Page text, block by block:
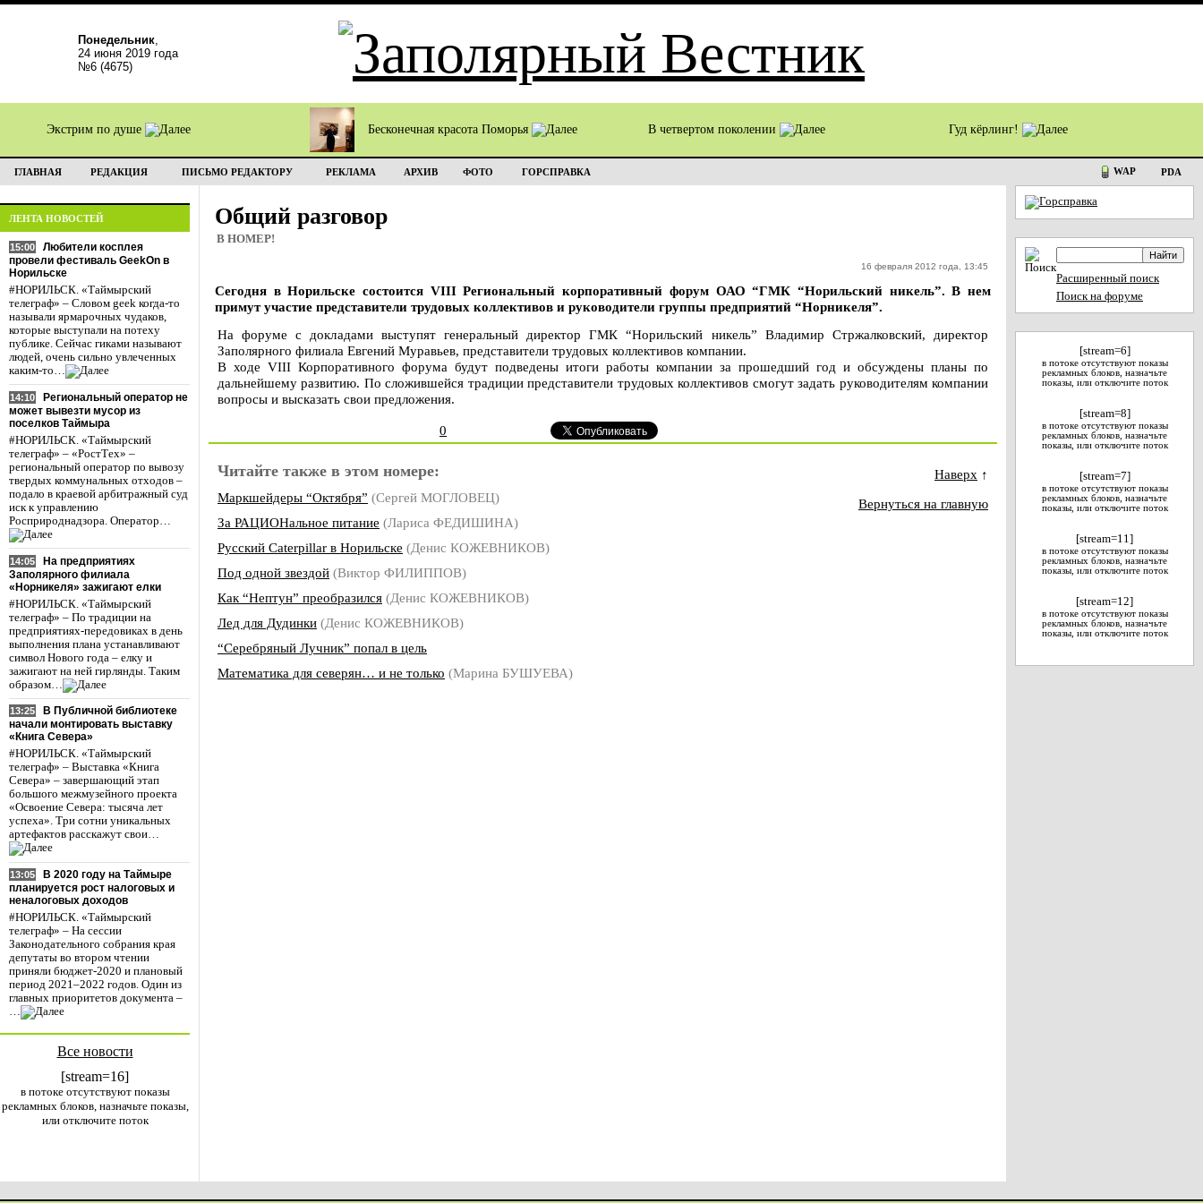
Понедельник,
24 июня 2019 года
№6 (4675)
Экстрим по душе Бесконечная красота Поморья В четвертом поколении Гуд кёрлинг!
ГЛАВНАЯ РЕДАКЦИЯ ПИСЬМО РЕДАКТОРУ РЕКЛАМА АРХИВ ФОТО ГОРСПРАВКА WAP PDA
ЛЕНТА НОВОСТЕЙ
15:00
Любители косплея
провели фестиваль GeekOn в
Норильске
#НОРИЛЬСК. «Таймырский
телеграф» – Словом geek когда-то
называли ярмарочных чудаков,
которые выступали на потеху
публике. Сейчас гиками называют
людей, очень сильно увлеченных
каким-то…
14:10
Региональный оператор не
может вывезти мусор из
поселков Таймыра
#НОРИЛЬСК. «Таймырский
телеграф» – «РостТех» –
региональный оператор по вывозу
твердых коммунальных отходов –
подало в краевой арбитражный суд
иск к управлению
Росприроднадзора. Оператор…
14:05
На предприятиях
Заполярного филиала
«Норникеля» зажигают елки
#НОРИЛЬСК. «Таймырский
телеграф» – По традиции на
предприятиях-передовиках в день
выполнения плана устанавливают
символ Нового года – елку и
зажигают на ней гирлянды. Таким
образом…
13:25
В Публичной библиотеке
начали монтировать выставку
«Книга Севера»
#НОРИЛЬСК. «Таймырский
телеграф» – Выставка «Книга
Севера» – завершающий этап
большого межмузейного проекта
«Освоение Севера: тысяча лет
успеха». Три сотни уникальных
артефактов расскажут свои…
13:05
В 2020 году на Таймыре
планируется рост налоговых и
неналоговых доходов
#НОРИЛЬСК. «Таймырский
телеграф» – На сессии
Законодательного собрания края
депутаты во втором чтении
приняли бюджет-2020 и плановый
период 2021–2022 годов. Один из
главных приоритетов документа –
…
Все новости
[stream=16]
в потоке отсутствуют показы
рекламных блоков, назначьте показы,
или отключите поток
Общий разговор
В НОМЕР!
16 февраля 2012 года, 13:45
Сегодня в Норильске состоится VIII Региональный корпоративный форум ОАО “ГМК “Норильский никель”. В нем
примут участие представители трудовых коллективов и руководители группы предприятий “Норникеля”.
На форуме с докладами выступят генеральный директор ГМК “Норильский никель” Владимир Стржалковский, директор
Заполярного филиала Евгений Муравьев, представители трудовых коллективов компании.
В ходе VIII Корпоративного форума будут подведены итоги работы компании за прошедший год и обсуждены планы по
дальнейшему развитию. По сложившейся традиции представители трудовых коллективов смогут задать руководителям компании
вопросы и высказать свои предложения.
0
Читайте также в этом номере:
Маркшейдеры “Октября” (Сергей МОГЛОВЕЦ)
За РАЦИОНальное питание (Лариса ФЕДИШИНА)
Русский Caterpillar в Норильске (Денис КОЖЕВНИКОВ)
Под одной звездой (Виктор ФИЛИППОВ)
Как “Нептун” преобразился (Денис КОЖЕВНИКОВ)
Лед для Дудинки (Денис КОЖЕВНИКОВ)
“Серебряный Лучник” попал в цель
Математика для северян… и не только (Марина БУШУЕВА)
Наверх ↑
Вернуться на главную
Расширенный поиск
Поиск на форуме
[stream=6]
в потоке отсутствуют показы
рекламных блоков, назначьте
показы, или отключите поток
[stream=8]
в потоке отсутствуют показы
рекламных блоков, назначьте
показы, или отключите поток
[stream=7]
в потоке отсутствуют показы
рекламных блоков, назначьте
показы, или отключите поток
[stream=11]
в потоке отсутствуют показы
рекламных блоков, назначьте
показы, или отключите поток
[stream=12]
в потоке отсутствуют показы
рекламных блоков, назначьте
показы, или отключите поток